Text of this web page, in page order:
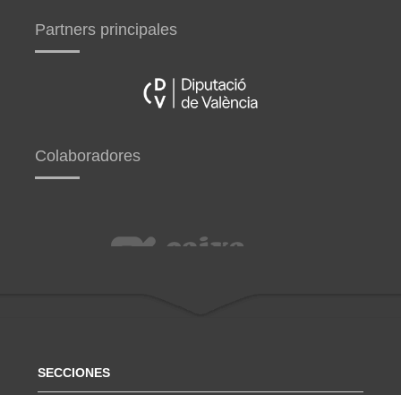
Partners principales
Colaboradores
SECCIONES